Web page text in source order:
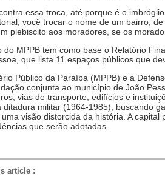
essa troca, até porque é o
você trocar o nome de um bairro,
plebiscito aos moradores, se os
do MPPB tem como base o Relatório
que lista 11 espaços públicos que
Público da Paraíba (MPPB) e a
conjunta ao município de João
vias de transporte, edifícios e
ditadura militar (1964-1985), buscando
visão distorcida da história. A
que serão adotadas.
article :